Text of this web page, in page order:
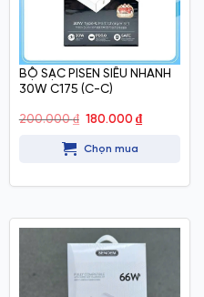
BỘ SẠC PISEN SIÊU NHANH
30W C175 (C-C)
200.000₫ Giá
200.000 ₫.
180.000 ₫Giá
Chọn mua